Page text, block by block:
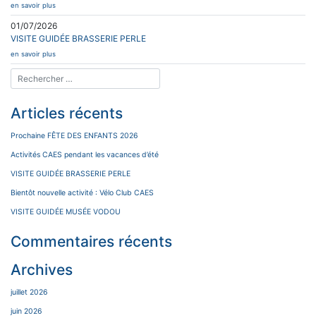
en savoir plus
01/07/2026
VISITE GUIDÉE BRASSERIE PERLE
en savoir plus
Articles récents
Prochaine FÊTE DES ENFANTS 2026
Activités CAES pendant les vacances d’été
VISITE GUIDÉE BRASSERIE PERLE
Bientôt nouvelle activité : Vélo Club CAES
VISITE GUIDÉE MUSÉE VODOU
Commentaires récents
Archives
juillet 2026
juin 2026